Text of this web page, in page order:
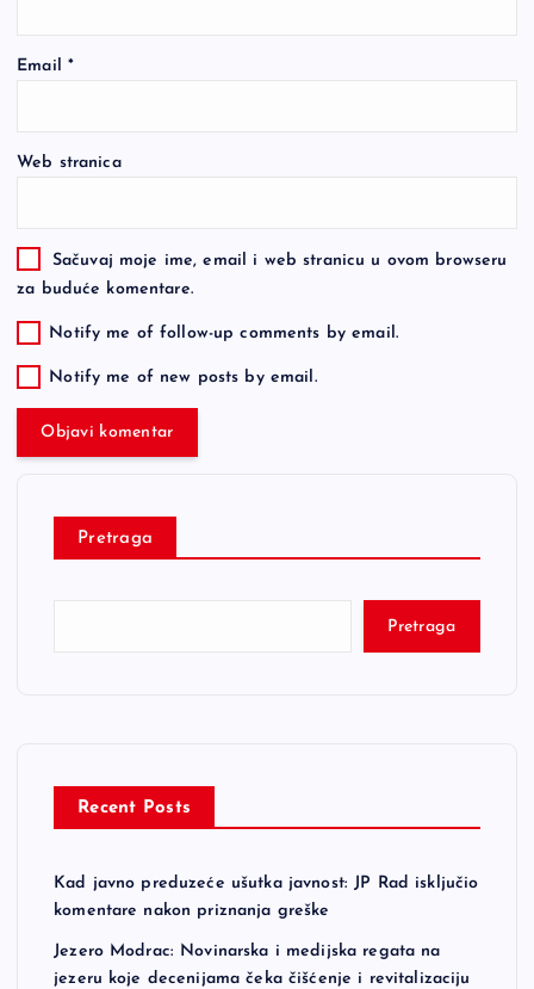
Email *
Web stranica
Sačuvaj moje ime, email i web stranicu u ovom browseru
za buduće komentare.
Notify me of follow-up comments by email.
Notify me of new posts by email.
Pretraga
Pretraga
Recent Posts
Kad javno preduzeće ušutka javnost: JP Rad isključio
komentare nakon priznanja greške
Jezero Modrac: Novinarska i medijska regata na
jezeru koje decenijama čeka čišćenje i revitalizaciju